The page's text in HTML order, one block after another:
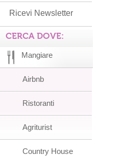
Ricevi Newsletter
CERCA DOVE:
Mangiare
Airbnb
Ristoranti
Agriturist
Country House